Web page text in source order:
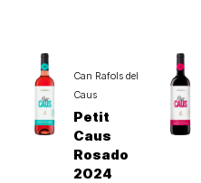
Can Rafols del
Caus
Petit
Caus
Rosado
2024